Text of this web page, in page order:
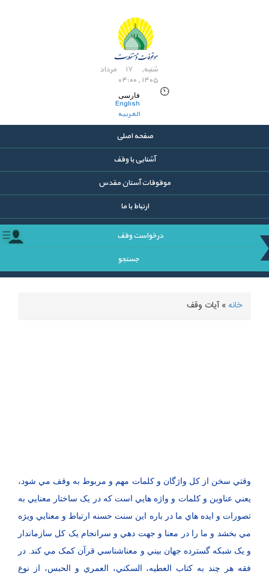
شنبه, ۱۷ مرداد
۱۴۰۵ , ۰۴:۰۰
فارسی
English
العربیه
صفحه اصلی
آشنایی با وقف
موقوفات آستان مقدس
ارتباط با ما
درخواست وقف
جستجو
شما اینجا هستید
خانه» آیات وقف
وقتي سخن از کل واژگان و کلمات مهم و مربوط به وقف مي شود،
يعني عناوين و کلمات و واژه هايي است که در يک ساختار معنايي به
تصورات و ايده هاي ما در باره اين سنت حسنه ارتباط و معنايي ويژه
مي بخشد و ما را در معنا و جهت دهي و سرانجام يک کل سازماندار
و يک شبکه گسترده جهان بيني و معناشناسي قرآن کمک مي کند. در
فقه هر چند به کتاب العطيه، السکني، العمري و الحبس، از نوع